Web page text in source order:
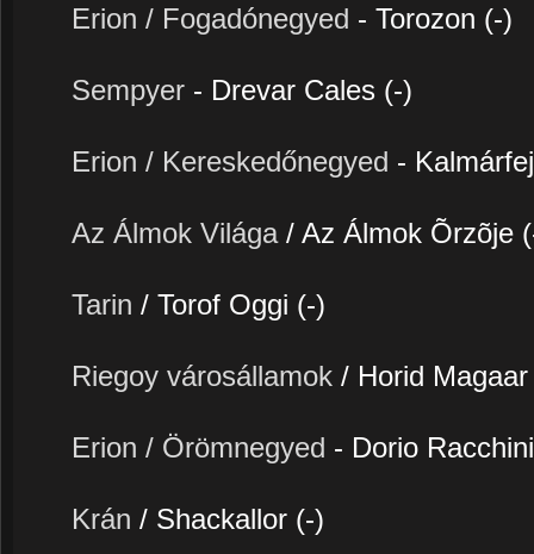
Erion / Fogadónegyed - Torozon (-)
Sempyer - Drevar Cales (-)
Erion / Kereskedőnegyed -
Az Álmok Világa / Az Álmok Õrzõje
Tarin / Torof Oggi (-)
Riegoy városállamok / Horid
Erion / Örömnegyed - Dorio
Krán / Shackallor (-)